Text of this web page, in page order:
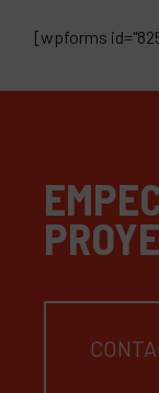
[wpforms